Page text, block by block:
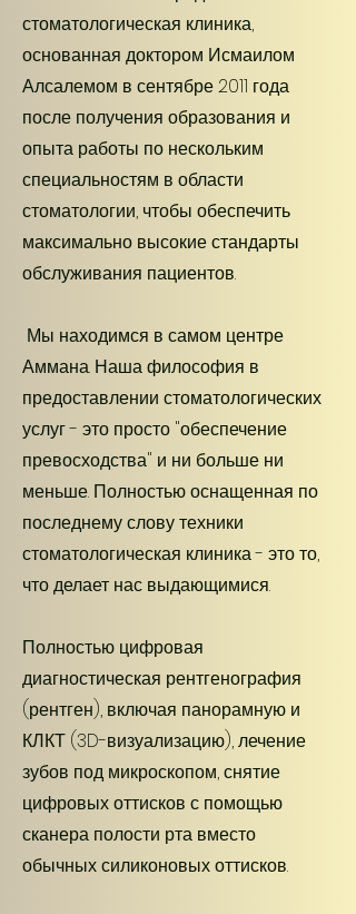
стоматологическая клиника,
основанная доктором Исмаилом
Алсалемом в сентябре 2011 года
после получения образования и
опыта работы по нескольким
специальностям в области
стоматологии, чтобы обеспечить
максимально высокие стандарты
обслуживания пациентов.
Мы находимся в самом центре
Аммана. Наша философия в
предоставлении стоматологических
услуг - это просто "обеспечение
превосходства" и ни больше ни
меньше. Полностью оснащенная по
последнему слову техники
стоматологическая клиника - это то,
что делает нас выдающимися.
Полностью цифровая
диагностическая рентгенография
(рентген), включая панорамную и
КЛКТ (3D-визуализацию), лечение
зубов под микроскопом, снятие
цифровых оттисков с помощью
сканера полости рта вместо
обычных силиконовых оттисков.